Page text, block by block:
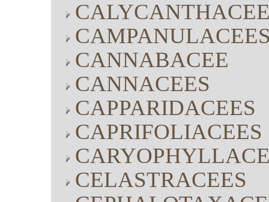
CANNABACEE
CANNACEES
CAPPARIDACEES
CAPRIFOLIACEES
CELASTRACEES